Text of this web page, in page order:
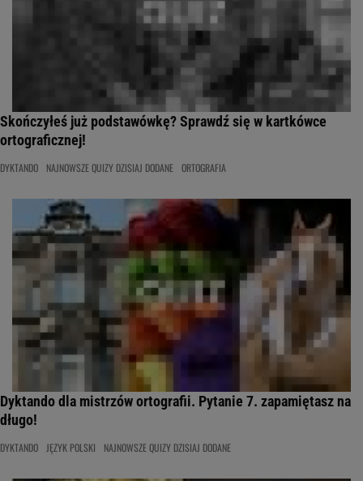
Skończyłeś już podstawówkę? Sprawdź się w kartkówce
ortograficznej!
DYKTANDO NAJNOWSZE QUIZY DZISIAJ DODANE ORTOGRAFIA
Dyktando dla mistrzów ortografii. Pytanie 7. zapamiętasz na
długo!
DYKTANDO JĘZYK POLSKI NAJNOWSZE QUIZY DZISIAJ DODANE